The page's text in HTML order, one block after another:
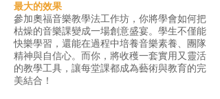
最大的效果
參加奧福音樂教學法工作坊，你將學會如何把
枯燥的音樂課變成一場創意盛宴。學生不僅能
快樂學習，還能在過程中培養音樂素養、團隊
精神與自信心。而你，將收穫一套實用又靈活
的教學工具，讓每堂課都成為藝術與教育的完
美結合！